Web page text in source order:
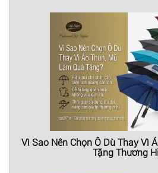
Vì Sao Nên Chọn Ô Dù Thay Vì
Tặng Thương